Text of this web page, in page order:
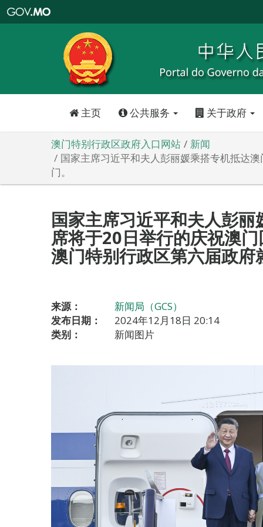
特
政
区
政
口
主页 公共服务 关于政府
澳门特别行政区政府入口网站
新闻
国家主席习近平和夫人彭丽媛乘搭专机抵达
门。
国家主席习近平和夫人彭
席将于20日举行的庆祝澳
澳门特别行政区第六届政
来源：
新闻局（GCS）
发布日期：
2024年12月18日 20:14
类别：
新闻图片